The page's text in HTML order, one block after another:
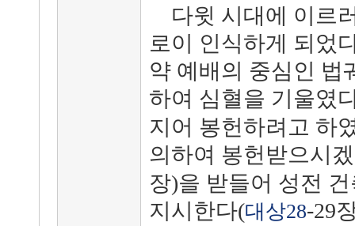
다윗 시대에 이르
로이 인식하게 되었
약 예배의 중심인 법
하여 심혈을 기울였
지어 봉헌하려고 하
의하여 봉헌받으시
장)을 받들어 성전
지시한다(대상28-29